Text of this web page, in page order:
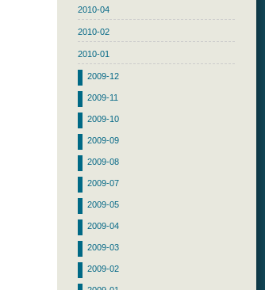
2010-04
2010-02
2010-01
2009-12
2009-11
2009-10
2009-09
2009-08
2009-07
2009-05
2009-04
2009-03
2009-02